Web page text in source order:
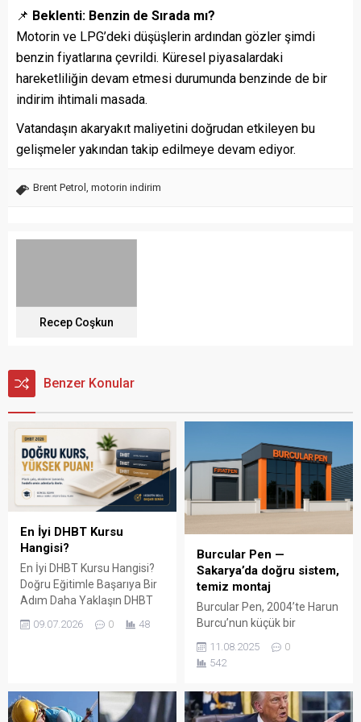
📌 Beklenti: Benzin de Sırada mı?
Motorin ve LPG’deki düşüşlerin ardından gözler şimdi
benzin fiyatlarına çevrildi. Küresel piyasalardaki
hareketliliğin devam etmesi durumunda benzinde de bir
indirim ihtimali masada.
Vatandaşın akaryakıt maliyetini doğrudan etkileyen bu
gelişmeler yakından takip edilmeye devam ediyor.
Brent Petrol motorin indirim
Recep Coşkun
Benzer Konular
En İyi DHBT Kursu
Hangisi?
En İyi DHBT Kursu Hangisi?
Doğru Eğitimle Başarıya Bir
Adım Daha Yaklaşın DHBT
Testi), Diyanet İşleri
Her yıl binlerce aday bu
sınavda yüksek puan
09.07.2026 0 48
Burcular Pen —
Sakarya’da doğru sistem,
temiz montaj
Burcular Pen, 2004’te Harun
Burcu’nun küçük bir
başladı; bugün Serdivan’daki
147 m² showroomu ve 750
Sakarya ve çevre ilçelerde
PVC doğrama, cam balkon,
11.08.2025
0
542